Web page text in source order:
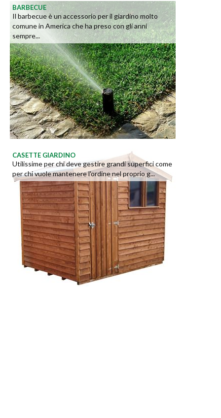
BARBECUE
Il barbecue è un accessorio per il giardino molto
comune in America che ha preso con gli anni
sempre...
CASETTE GIARDINO
Utilissime per chi deve gestire grandi superfici come
per chi vuole mantenere l'ordine nel proprio g...